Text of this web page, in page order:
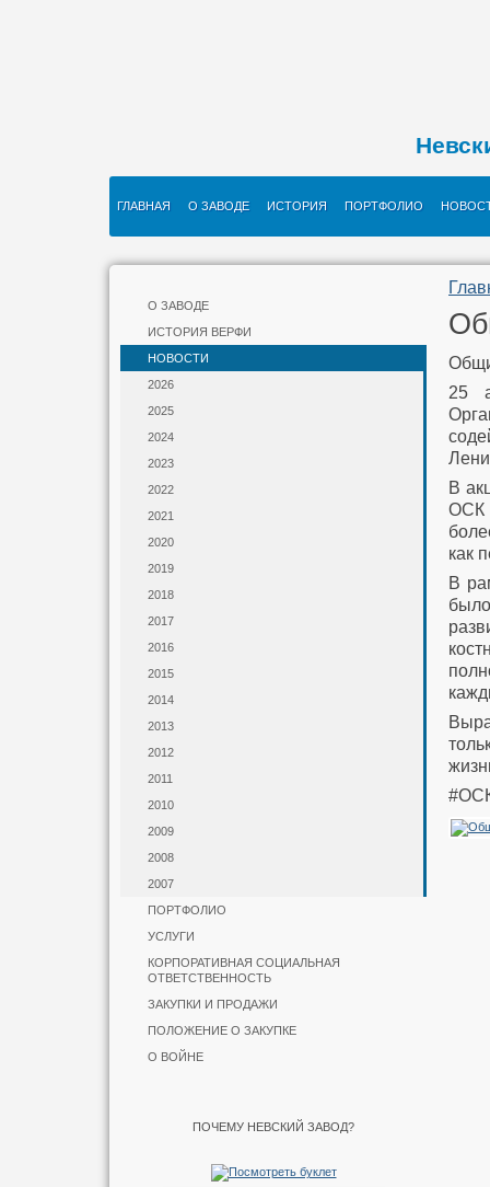
ГЛАВНАЯ О ЗАВОДЕ ИСТОРИЯ ПОРТФОЛИО
О ЗАВОДЕ
ИСТОРИЯ ВЕРФИ
НОВОСТИ
2026
2025
2024
2023
2022
2021
2020
2019
2018
2017
2016
2015
2014
2013
2012
2011
2010
2009
2008
2007
ПОРТФОЛИО
УСЛУГИ
КОРПОРАТИВНАЯ СОЦИАЛЬНАЯ
ОТВЕТСТВЕННОСТЬ
ЗАКУПКИ И ПРОДАЖИ
ПОЛОЖЕНИЕ О ЗАКУПКЕ
О ВОЙНЕ
ПОЧЕМУ НЕВСКИЙ ЗАВОД?
25
В
ОСК
как
В